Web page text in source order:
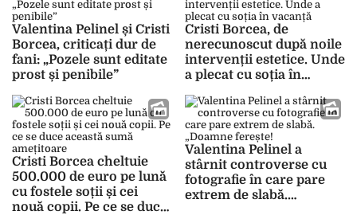
Valentina Pelinel și Cristi
Borcea, criticați dur de
fani: „Pozele sunt editate
prost și penibile”
Cristi Borcea, de
nerecunoscut după noile
intervenții estetice. Unde
a plecat cu soția în
Cristi Borcea cheltuie
500.000 de euro pe lună
cu fostele soții și cei
nouă copii. Pe ce se duce
Valentina Pelinel a
stârnit controverse cu
fotografie în care pare
extrem de slabă.